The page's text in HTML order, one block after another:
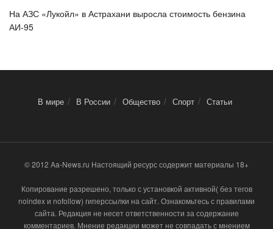
На АЗС «Лукойл» в Астрахани выросла стоимость бензина
АИ-95
В мире В России Общество Спорт Статьи
© 2012 Aa-News.ru Настоящий ресурс содержит материалы 18+
Копирование разрешено, только с установкой активной( без тегов
noindex и nofollow) гиперссылки на сайт. Ознакомьтесь с правилами
сайта. Редакция не несет ответственности за содержание
комментариев. Мнение редакции может не совпадать с мнением